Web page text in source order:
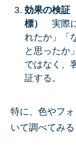
効果の検証
標） 実際
れたか」「
と思ったか
ではなく、
証する。
特に、色やフ
いて調べてみ